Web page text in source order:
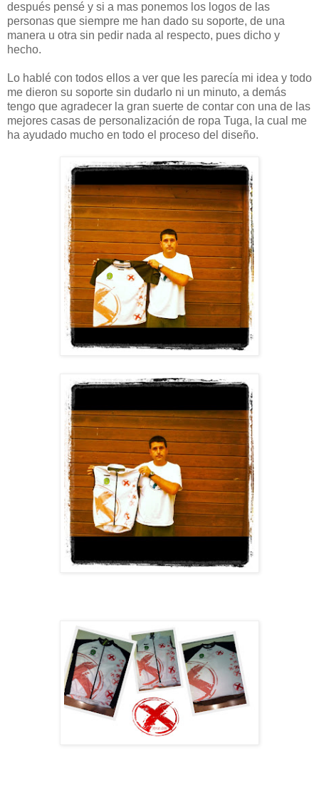
después pensé y si a mas ponemos los logos de las
personas que siempre me han dado su soporte, de una
manera u otra sin pedir nada al respecto, pues dicho y
hecho.
Lo hablé con todos ellos a ver que les parecía mi idea y todo
me dieron su soporte sin dudarlo ni un minuto, a demás
tengo que agradecer la gran suerte de contar con una de las
mejores casas de personalización de ropa Tuga, la cual me
ha ayudado mucho en todo el proceso del diseño.